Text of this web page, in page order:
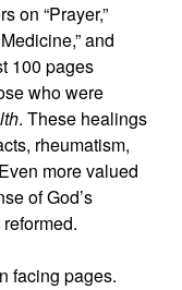
on “Prayer,”
and
100 pages
who were
. These healings
rheumatism,
more valued
of God’s
facing pages.